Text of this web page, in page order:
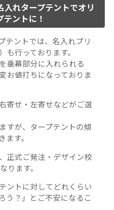
れタープテントでオリ
ントに！
テントでは、名入れプリ
も行っております。
垂幕部分に入れられる
お値打ちになっておりま
寄せ・左寄せなどがご選
すが、タープテントの傾
す。
正式ご発注・デザイン校
ります。
ントに対してどれくらい
う？」とご不安になるこ